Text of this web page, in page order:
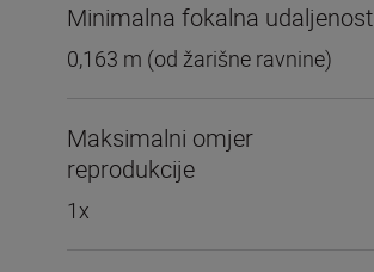
Minimalna fokalna udaljenost
0,163 m (od žarišne ravnine)
Maksimalni omjer
reprodukcije
1x